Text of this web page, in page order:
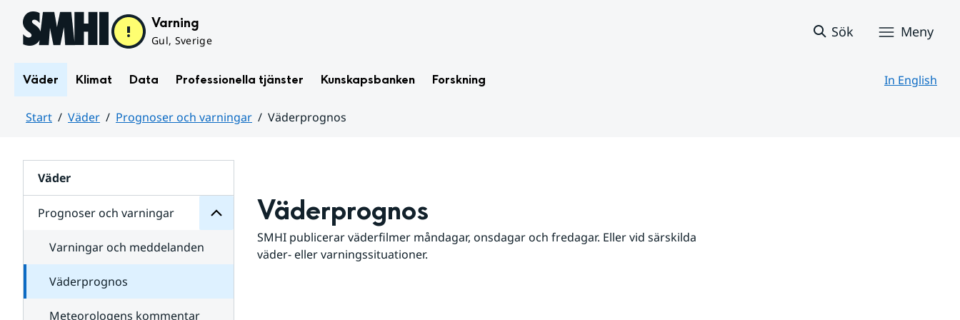
Hoppa till sidans innehåll Varning
Gul, Sverige
Sök Meny
Väder Klimat Data Professionella tjänster Kunskapsbanken Forskning In English
Start Väder Prognoser och varningar
Väderprognos
Väder
Prognoser och varningar
för
varningar
Varningar och meddelanden
Väderprognos
Meteorologens kommentar
Väderprognos
SMHI publicerar väderfilmer måndagar, onsdagar och fredagar. Eller vid särskilda
väder- eller varningssituationer.